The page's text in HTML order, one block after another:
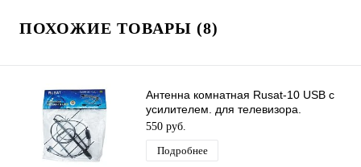
ПОХОЖИЕ ТОВАРЫ (8)
Антенна комнатная Rusat-10 USB с
усилителем. для телевизора.
активная. для дома. для дачи
550 руб.
Подробнее